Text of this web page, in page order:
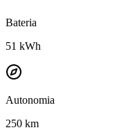
Bateria
51 kWh
Autonomia
250 km